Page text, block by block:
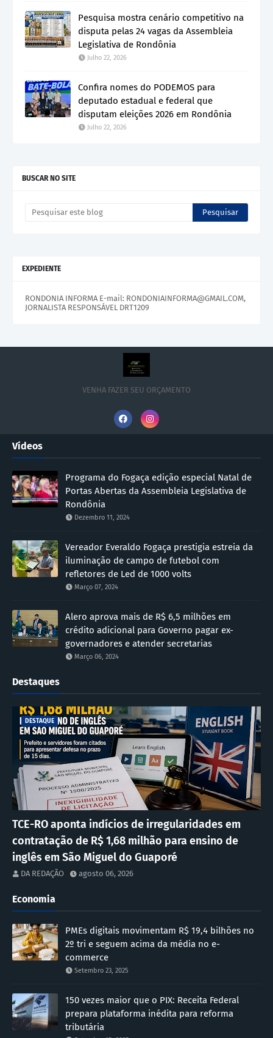
Pesquisa mostra cenário competitivo na
disputa pelas 24 vagas da Assembleia
Legislativa de Rondônia
Julho 22, 2026
Confira nomes do PODEMOS para
deputado estadual e federal que
disputam eleições 2026 em Rondônia
Julho 22, 2026
BUSCAR NO SITE
EXPEDIENTE
RONDONIA INFORMA E-mail: RONDONIAINFORMA@GMAIL.COM,
JORNALISTA RESPONSÁVEL DRT1209
VENHA FAZER SEU ORÇAMENTO
Vídeos
Programa do Fogaça edição especial Natal de
Portas Abertas da Assembleia Legislativa de
Rondônia
Dezembro 11, 2024
Vereador Everaldo Fogaça prestigia estreia da
iluminação de campo de futebol com
refletores de Led de 1000 volts
Março 07, 2024
Alero aprova mais de R$ 6,5 milhões em
crédito adicional para Governo pagar ex-
governadores e atender secretarias
Março 06, 2024
Destaques
DESTAQUE
TCE-RO aponta indícios de irregularidades em
contratação de R$ 1,68 milhão para ensino de
inglês em São Miguel do Guaporé
DA REDAÇÃO agosto 06, 2026
Economia
PMEs digitais movimentam R$ 19,4 bilhões no
2º tri e seguem acima da média no e-
commerce
Setembro 23, 2025
150 vezes maior que o PIX: Receita Federal
prepara plataforma inédita para reforma
tributária